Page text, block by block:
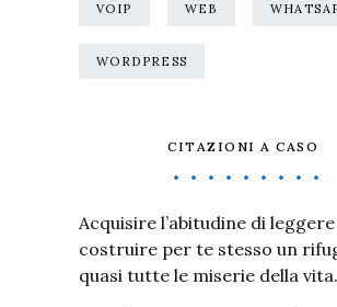
VOIP WEB
WORDPRESS
CITAZIONI A CASO
Acquisire l’abitudine di
costruire per te stesso un
quasi tutte le miserie della vita.